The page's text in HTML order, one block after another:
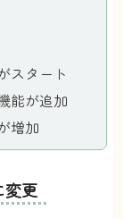
スタート
能が追加
増加
変更